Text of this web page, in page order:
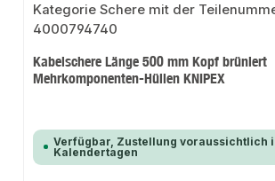
Kabelschere Länge 500 mm Kopf brüniert
Mehrkomponenten-Hüllen KNIPEX
Verfügbar, Zustellung voraussichtlich
Kalendertagen